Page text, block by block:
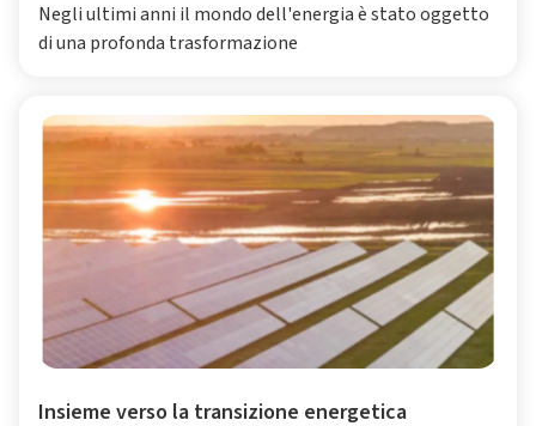
Negli ultimi anni il mondo dell'energia è stato oggetto
di una profonda trasformazione
Insieme verso la transizione energetica